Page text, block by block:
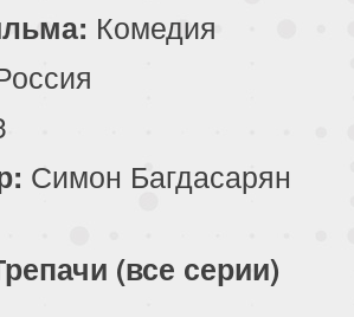
Комедия
Симон Багдасарян
(все серии)